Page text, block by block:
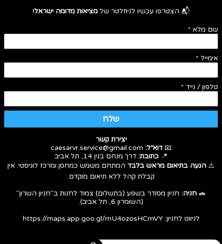
📬 הצטרפו עכשיו לניוזלטר של מציאות מדומה ישראל!
שם מלא *
אימייל *
טלפון / נייד *
שלח
יצירת קשר
📧דוא״ל:
📍 כתובת: דרך מנחם בגין 14, תל אביב
⚠️ הגעה בתיאום מראש בלבד המתחם משמש כמחסן ומרכז לוגיסטי. אין
קבלת קהל ללא תיאום מוקדם.
🚗 חניה: חניון מסודר בשפע (בתשלום) צמוד לחנות ב"חניון השרון"
(השומרון 6, תל אביב).
לניווט לחניון:https://maps.app.goo.gl/mU4ozosHCmVY